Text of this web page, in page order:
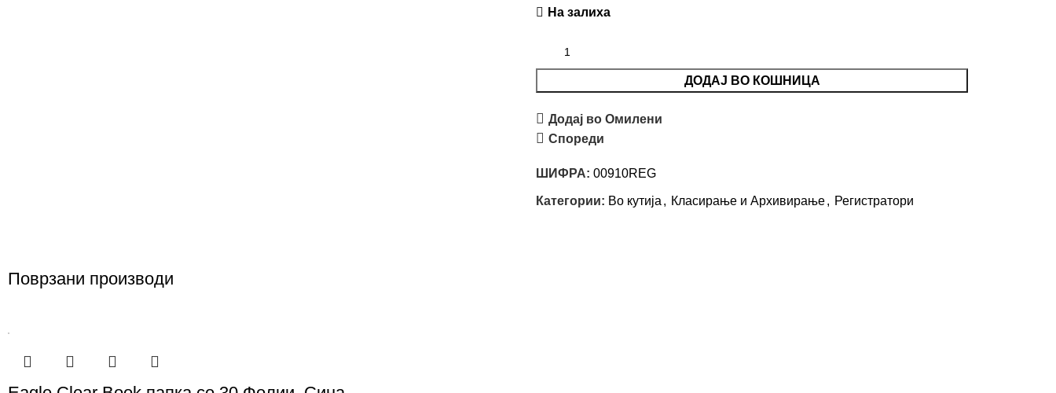
На залиха
ДОДАЈ ВО КОШНИЦА
Додај во Омилени
Спореди
ШИФРА: 00910REG
Категории: Во кутија , Класирање и Архивирање, Регистратори
Поврзани производи